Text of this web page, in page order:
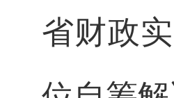
省财政